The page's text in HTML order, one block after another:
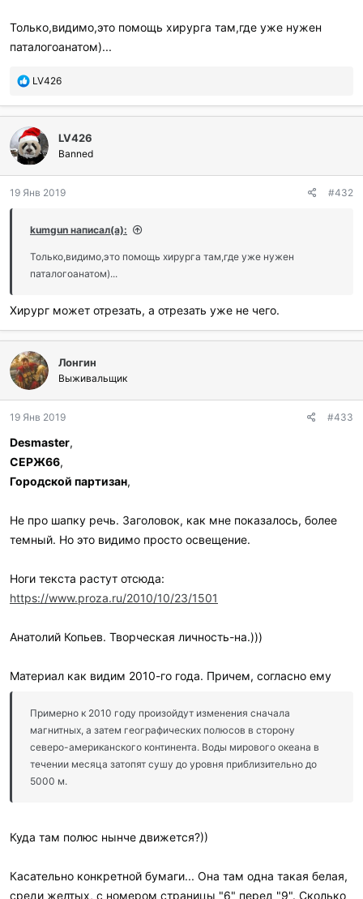
Только,видимо,это помощь хирурга там,где уже нужен
паталогоанатом)...
П
б
л
а
г
о
а
и
и
:
LV426
LV426
Banned
19 Янв 2019 #432
kumgun написал(а):
Только,видимо,это помощь хирурга там,где уже нужен
паталогоанатом)...
Хирург может отрезать, а отрезать уже не чего.
Лонгин
Выживальщик
19 Янв 2019 #433
Desmaster,
СЕРЖ66,
Городской партизан,
Не про шапку речь. Заголовок, как мне показалось, более
темный. Но это видимо просто освещение.
Ноги текста растут отсюда:
https://www.proza.ru/2010/10/23/1501
Анатолий Копьев. Творческая личность-на.)))
Материал как видим 2010-го года. Причем, согласно ему
Примерно к 2010 году произойдут изменения сначала
магнитных, а затем географических полюсов в сторону
северо-американского континента. Воды мирового океана в
течении месяца затопят сушу до уровня приблизительно до
5000 м.
Куда там полюс нынче движется?))
Касательно конкретной бумаги... Она там одна такая белая,
среди желтых, с номером страницы "6" перед "9". Сколько